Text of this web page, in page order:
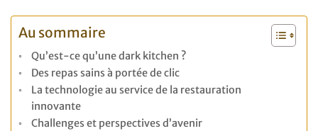
Au sommaire
Qu’est-ce qu’une dark kitchen ?
Des repas sains à portée de clic
La technologie au service de la restauration
innovante
Challenges et perspectives d’avenir